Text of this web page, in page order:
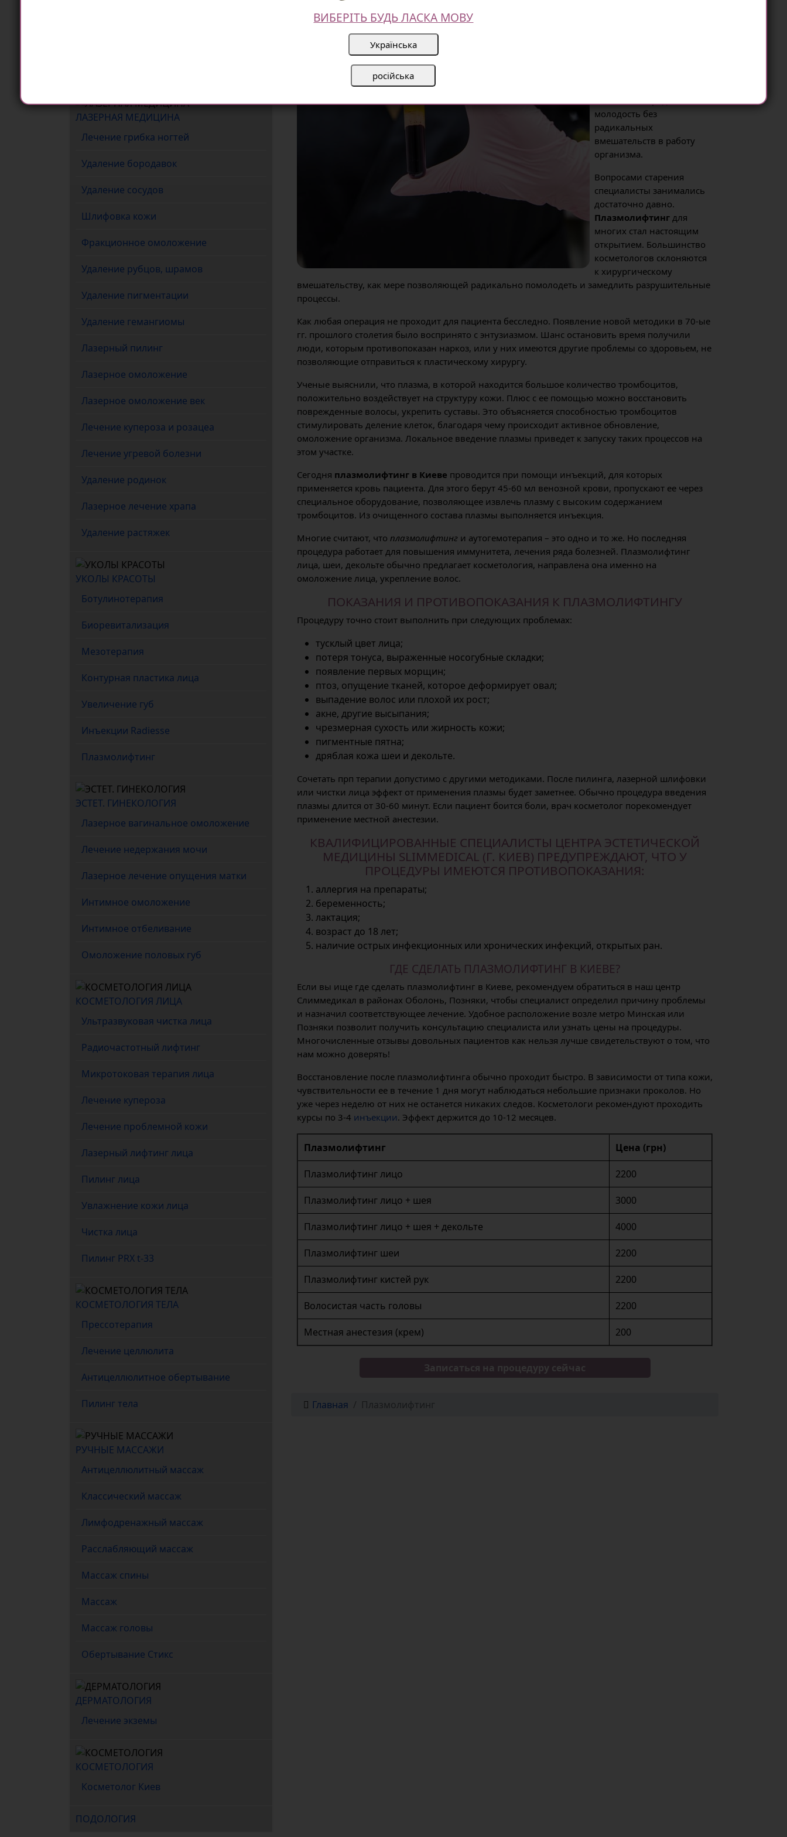
ЛАЗЕРНАЯ МЕДИЦИНА
Лечение грибка ногтей
Удаление бородавок
Удаление сосудов
Шлифовка кожи
Фракционное омоложение
Удаление рубцов, шрамов
Удаление пигментации
Удаление гемангиомы
Лазерный пилинг
Лазерное омоложение
Лазерное омоложение век
Лечение купероза и розацеa
Лечение угревой болезни
Удаление родинок
Лазерное лечение храпа
Удаление растяжек
УКОЛЫ КРАСОТЫ
Ботулинотерапия
Биоревитализация
Мезотерапия
Контурная пластика лица
Увеличение губ
Инъекции Radiesse
Плазмолифтинг
ЭСТЕТ. ГИНЕКОЛОГИЯ
Лазерное вагинальное омоложение
Лечение недержания мочи
Лазерное лечение опущения матки
Интимное омоложение
Интимное отбеливание
Омоложение половых губ
КОСМЕТОЛОГИЯ ЛИЦА
Ультразвуковая чистка лица
Радиочастотный лифтинг
Микротоковая терапия лица
Лечение купероза
Лечение проблемной кожи
Лазерный лифтинг лица
Пилинг лица
Увлажнение кожи лица
Чистка лица
Пилинг PRX t-33
КОСМЕТОЛОГИЯ ТЕЛА
Прессотерапия
Лечение целлюлита
Антицеллюлитное обертывание
Пилинг тела
РУЧНЫЕ МАССАЖИ
Антицеллюлитный массаж
Классический массаж
Лимфодренажный массаж
Расслабляющий массаж
Массаж спины
Массаж
Массаж головы
Обертывание Стикс
ДЕРМАТОЛОГИЯ
Лечение экземы
КОСМЕТОЛОГИЯ
Косметолог Киев
ПОДОЛОГИЯ
молодость без
радикальных
вмешательств в работу
организма.
Вопросами старения
специалисты занимались
достаточно давно.
Плазмолифтинг для
многих стал настоящим
открытием. Большинство
косметологов склоняются
к хирургическому
вмешательству, как мере позволяющей радикально помолодеть и замедлить разрушительные
процессы.
Как любая операция не проходит для пациента бесследно. Появление новой методики в 70-ые
гг. прошлого столетия было воспринято с энтузиазмом. Шанс остановить время получили
люди, которым противопоказан наркоз, или у них имеются другие проблемы со здоровьем, не
позволяющие отправиться к пластическому хирургу.
Ученые выяснили, что плазма, в которой находится большое количество тромбоцитов,
положительно воздействует на структуру кожи. Плюс с ее помощью можно восстановить
поврежденные волосы, укрепить суставы. Это объясняется способностью тромбоцитов
стимулировать деление клеток, благодаря чему происходит активное обновление,
омоложение организма. Локальное введение плазмы приведет к запуску таких процессов на
этом участке.
Сегодня плазмолифтинг в Киеве проводится при помощи инъекций, для которых
применяется кровь пациента. Для этого берут 45-60 мл венозной крови, пропускают ее через
специальное оборудование, позволяющее извлечь плазму с высоким содержанием
тромбоцитов. Из очищенного состава плазмы выполняется инъекция.
Многие считают, что плазмолифтинг и аутогемотерапия – это одно и то же. Но последняя
процедура работает для повышения иммунитета, лечения ряда болезней. Плазмолифтинг
лица, шеи, декольте обычно предлагает косметология, направлена она именно на
омоложение лица, укрепление волос.
ПОКАЗАНИЯ И ПРОТИВОПОКАЗАНИЯ К ПЛАЗМОЛИФТИНГУ
Процедуру точно стоит выполнить при следующих проблемах:
тусклый цвет лица;
потеря тонуса, выраженные носогубные складки;
появление первых морщин;
птоз, опущение тканей, которое деформирует овал;
выпадение волос или плохой их рост;
акне, другие высыпания;
чрезмерная сухость или жирность кожи;
пигментные пятна;
дряблая кожа шеи и декольте.
Сочетать прп терапии допустимо с другими методиками. После пилинга, лазерной шлифовки
или чистки лица эффект от применения плазмы будет заметнее. Обычно процедура введения
плазмы длится от 30-60 минут. Если пациент боится боли, врач косметолог порекомендует
применение местной анестезии.
КВАЛИФИЦИРОВАННЫЕ СПЕЦИАЛИСТЫ ЦЕНТРА ЭСТЕТИЧЕСКОЙ
МЕДИЦИНЫ SLIMMEDICAL (Г. КИЕВ) ПРЕДУПРЕЖДАЮТ, ЧТО У
ПРОЦЕДУРЫ ИМЕЮТСЯ ПРОТИВОПОКАЗАНИЯ:
аллергия на препараты;
беременность;
лактация;
возраст до 18 лет;
наличие острых инфекционных или хронических инфекций, открытых ран.
ГДЕ СДЕЛАТЬ ПЛАЗМОЛИФТИНГ В КИЕВЕ?
Если вы ище где сделать плазмолифтинг в Киеве, рекомендуем обратиться в наш центр
Слиммедикал в районах Оболонь, Позняки, чтобы специалист определил причину проблемы
и назначил соответствующее лечение. Удобное расположение возле метро Минская или
Позняки позволит получить консультацию специалиста или узнать цены на процедуры.
Многочисленные отзывы довольных пациентов как нельзя лучше свидетельствуют о том, что
нам можно доверять!
Восстановление после плазмолифтинга обычно проходит быстро. В зависимости от типа кожи,
чувствительности ее в течение 1 дня могут наблюдаться небольшие признаки проколов. Но
уже через неделю от них не останется никаких следов. Косметологи рекомендуют проходить
курсы по 3-4 инъекции. Эффект держится до 10-12 месяцев.
Плазмолифтинг Цена (грн)
Плазмолифтинг лицо 2200
Плазмолифтинг лицо + шея 3000
Плазмолифтинг лицо + шея + декольте 4000
Плазмолифтинг шеи 2200
Плазмолифтинг кистей рук 2200
Волосистая часть головы 2200
Местная анестезия (крем) 200
Записаться на процедуру сейчас
Главная Плазмолифтинг
ВИБЕРІТЬ БУДЬ ЛАСКА МОВУ
Українська
російська